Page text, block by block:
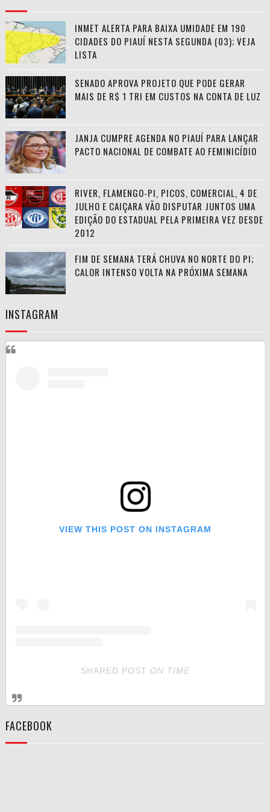
INMET ALERTA PARA BAIXA UMIDADE EM 190
CIDADES DO PIAUÍ NESTA SEGUNDA (03); VEJA
LISTA
SENADO APROVA PROJETO QUE PODE GERAR
MAIS DE R$ 1 TRI EM CUSTOS NA CONTA DE LUZ
JANJA CUMPRE AGENDA NO PIAUÍ PARA LANÇAR
PACTO NACIONAL DE COMBATE AO FEMINICÍDIO
RIVER, FLAMENGO-PI, PICOS, COMERCIAL, 4 DE
JULHO E CAIÇARA VÃO DISPUTAR JUNTOS UMA
EDIÇÃO DO ESTADUAL PELA PRIMEIRA VEZ DESDE
2012
FIM DE SEMANA TERÁ CHUVA NO NORTE DO PI;
CALOR INTENSO VOLTA NA PRÓXIMA SEMANA
INSTAGRAM
VIEW THIS POST ON INSTAGRAM
SHARED POST ON TIME
FACEBOOK